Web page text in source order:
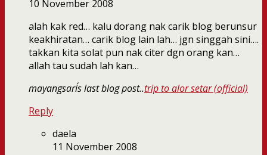
10 November 2008
alah kak red… kalu dorang nak carik blog berunsur
keakhiratan… carik blog lain lah… jgn singgah sini….
takkan kita solat pun nak citer dgn orang kan…
allah tau sudah lah kan…
mayangsari´s last blog post..trip to alor setar (official)
Reply
daela
11 November 2008